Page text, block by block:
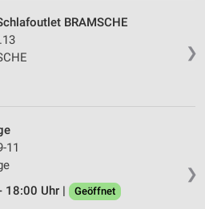
❯
BRAMSCHE
❯
11
18:00 Uhr |
Geöffnet